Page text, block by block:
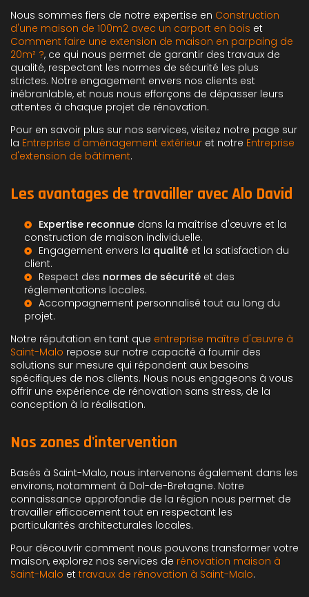
Nous sommes fiers de notre expertise en Construction
d'une maison de 100m2 avec un carport en bois et
Comment faire une extension de maison en parpaing de
20m² ?, ce qui nous permet de garantir des travaux de
qualité, respectant les normes de sécurité les plus
strictes. Notre engagement envers nos clients est
inébranlable, et nous nous efforçons de dépasser leurs
attentes à chaque projet de rénovation.
Pour en savoir plus sur nos services, visitez notre page sur
la Entreprise d'aménagement extérieur et notre Entreprise
d'extension de bâtiment.
Les avantages de travailler avec Alo David
Expertise reconnue dans la maîtrise d'œuvre et la
construction de maison individuelle.
Engagement envers la qualité et la satisfaction du
client.
Respect des normes de sécurité et des
réglementations locales.
Accompagnement personnalisé tout au long du
projet.
Notre réputation en tant que entreprise maître d'œuvre à
Saint-Malo repose sur notre capacité à fournir des
solutions sur mesure qui répondent aux besoins
spécifiques de nos clients. Nous nous engageons à vous
offrir une expérience de rénovation sans stress, de la
conception à la réalisation.
Nos zones d'intervention
Basés à Saint-Malo, nous intervenons également dans les
environs, notamment à Dol-de-Bretagne. Notre
connaissance approfondie de la région nous permet de
travailler efficacement tout en respectant les
particularités architecturales locales.
Pour découvrir comment nous pouvons transformer votre
maison, explorez nos services de rénovation maison à
Saint-Malo et travaux de rénovation à Saint-Malo.